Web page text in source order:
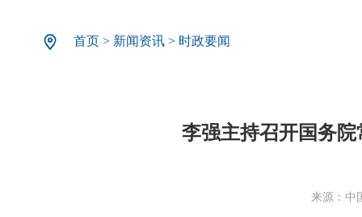
首页 > 新闻资讯 > 时政要闻
李强主持召开国务
来源：中